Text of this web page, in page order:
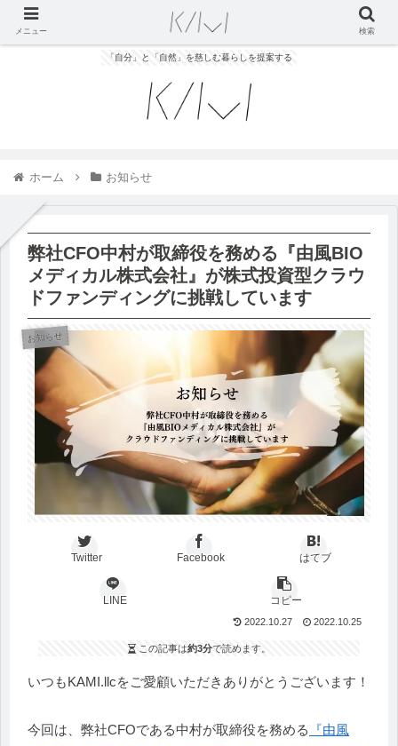
「自分」と「自然」を慈しむ暮らしを提案する
ホーム お知らせ
弊社CFO中村が取締役を務める『由風BIO
メディカル株式会社』が株式投資型クラウ
ドファンディングに挑戦しています
お知らせ
Twitter Facebook はてブ
LINE コピー
2022.10.27 2022.10.25
この記事は約3分で読めます。
いつもKAMI.llcをご愛顧いただきありがとうございます！
今回は、弊社CFOである中村が取締役を務める
『由風
メニュー 検索